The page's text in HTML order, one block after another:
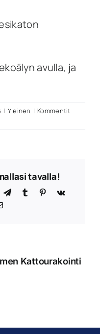
avulla, ja
| Yleinen | Kommentit
tavalla!
TelegramTumblr Pinterest
Vk
Sähköposti
Kattourakointi